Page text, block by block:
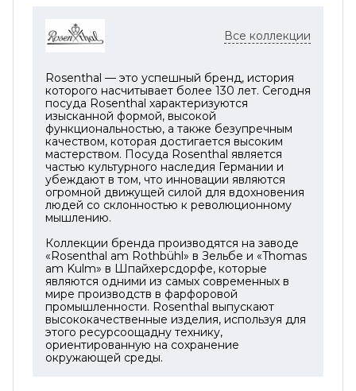
ее можно использовать как декоративный
объект на консоли, комоде, открытой
Формат 26 см подходит для нескольких
высоких стеблей, декоративных веток,
сухоцветов или лаконичной цветочной
композиции. Белый фарфор не
ограничивает выбор оттенков: в такой вазе
хорошо будут смотреться как светлые
цветы, так и контрастные ветви или
насыщенные сезонные букеты.
La Chute Weiss легко вписывается в
интерьер в стиле минимализм,
неоклассика, ар-деко или эклектика. Ваза
хорошо сочетается с натуральным камнем,
деревом, белым фарфором, прозрачным
стеклом, металлическими деталями и
спокойной палитрой современного
пространства.
Все коллекции
Rosenthal — это успешный бренд, история
которого насчитывает более 130 лет. Сегодня
посуда Rosenthal характеризуются
изысканной формой, высокой
функциональностью, а также безупречным
качеством, которая достигается высоким
мастерством. Посуда Rosenthal является
частью культурного наследия Германии и
убеждают в том, что инновации являются
огромной движущей силой для вдохновения
людей со склонностью к революционному
мышлению.
Коллекции бренда производятся на заводе
«Rosenthal am Rothbühl» в Зельбе и «Thomas
am Kulm» в Шпайхерсдорфе, которые
являются одними из самых современных в
мире производств в фарфоровой
промышленности. Rosenthal выпускают
высококачественные изделия, используя для
этого ресурсоощадну технику,
ориентированную на сохранение
окружающей среды.